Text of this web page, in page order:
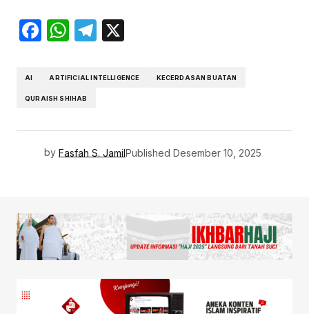
Facebook
WhatsApp
Telegram
AI ARTIFICIAL INTELLIGENCE KECERDASAN BUATAN
QURAISH SHIHAB
by Fasfah S. JamilPublished Desember 10, 2025